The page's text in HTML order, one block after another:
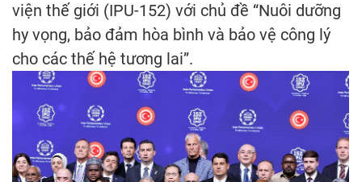
viện thế giới (IPU-152) với chủ đề “Nuôi dưỡng
hy vọng, bảo đảm hòa bình và bảo vệ công lý
cho các thế hệ tương lai”.